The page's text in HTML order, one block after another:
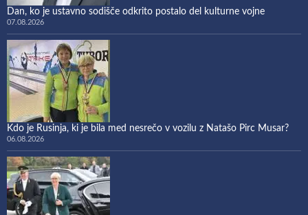
Dan, ko je ustavno sodišče odkrito postalo del kulturne vojne
07.08.2026
Kdo je Rusinja, ki je bila med nesrečo v vozilu z Natašo Pirc Musar?
06.08.2026